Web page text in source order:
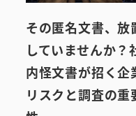
その匿名文書、放
していませんか？
内怪文書が招く企
リスクと調査の重